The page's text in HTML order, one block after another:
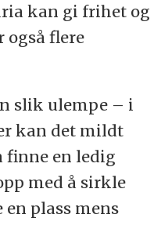
kan gi frihet og
også flere
slik ulempe – i
kan det mildt
finne en ledig
med å sirkle
plass mens